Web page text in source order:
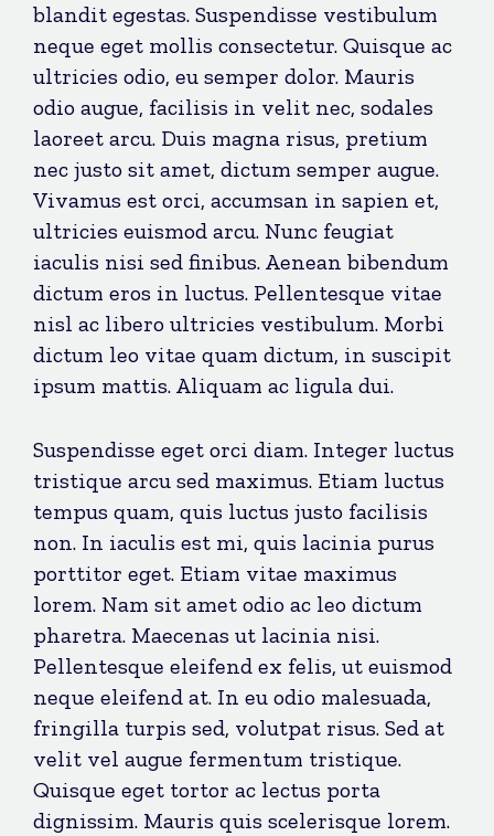
blandit egestas. Suspendisse vestibulum
neque eget mollis consectetur. Quisque ac
ultricies odio, eu semper dolor. Mauris
odio augue, facilisis in velit nec, sodales
laoreet arcu. Duis magna risus, pretium
nec justo sit amet, dictum semper augue.
Vivamus est orci, accumsan in sapien et,
ultricies euismod arcu. Nunc feugiat
iaculis nisi sed finibus. Aenean bibendum
dictum eros in luctus. Pellentesque vitae
nisl ac libero ultricies vestibulum. Morbi
dictum leo vitae quam dictum, in suscipit
ipsum mattis. Aliquam ac ligula dui.
Suspendisse eget orci diam. Integer luctus
tristique arcu sed maximus. Etiam luctus
tempus quam, quis luctus justo facilisis
non. In iaculis est mi, quis lacinia purus
porttitor eget. Etiam vitae maximus
lorem. Nam sit amet odio ac leo dictum
pharetra. Maecenas ut lacinia nisi.
Pellentesque eleifend ex felis, ut euismod
neque eleifend at. In eu odio malesuada,
fringilla turpis sed, volutpat risus. Sed at
velit vel augue fermentum tristique.
Quisque eget tortor ac lectus porta
dignissim. Mauris quis scelerisque lorem.